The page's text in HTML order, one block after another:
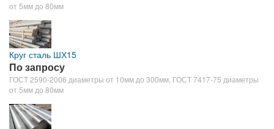
от 5мм до 80мм
Круг сталь ШХ15
По запросу
ГОСТ 2590-2006 диаметры от 10мм до 300мм, ГОСТ 7417-75 диаметры
от 5мм до 80мм